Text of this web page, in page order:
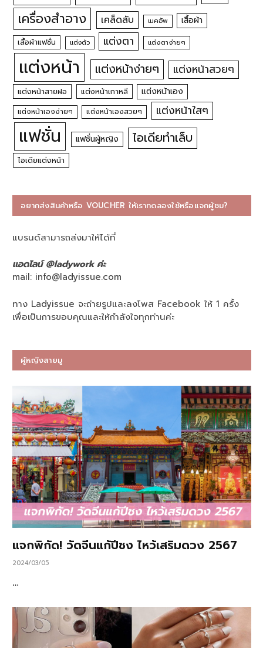
เครื่องสำอาง เคล็ดลับ เมคอัพ เสื้อผ้า
เสื้อผ้าแฟชั่น แต่งตัว แต่งตา แต่งตาง่ายๆ
แต่งหน้า แต่งหน้าง่ายๆ แต่งหน้าสวยๆ
แต่งหน้าสายฝอ แต่งหน้าเกาหลี แต่งหน้าเอง
แต่งหน้าเองง่ายๆ แต่งหน้าเองสวยๆ แต่งหน้าใสๆ
แฟชั่น แฟชั่นผู้หญิง ไอเดียทำเล็บ
ไอเดียแต่งหน้า
อยากส่งสินค้าหรือ VOUCHER ให้เราทดลองใช้หรือแจกผู้ชม?
แบรนด์สามารถส่งมาให้ได้ที่
แอดไลน์ @ladywork ค่ะ
mail: info@ladyissue.com
ทาง Ladyissue จะถ่ายรูปและลงโพส Facebook ให้ 1 ครั้ง
เพื่อเป็นการขอบคุณและให้กำลังใจทุกท่านค่ะ
ผู้หญิงสายมู
แจกพิกัด! วัดจีนแก้ปีชง ไหว้เสริมดวง 2567
2024/03/05
…